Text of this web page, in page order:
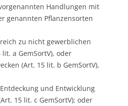
Handlungen mit
genannten Pflanzensorten
zu nicht gewerblichen
a GemSortV), oder
(Art. 15 lit. b GemSortV),
und Entwicklung
15 lit. c GemSortV); oder